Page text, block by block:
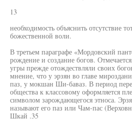
13
необходимость объяснить отсутствие
божественной воли.
В третьем параграфе «Мордовский
рождение и создание богов.
угры прежде отождествляли своих
мнение, что у эрзян во главе
паз, у мокшан Ши-баваз. В период
общества к классовому оформляется
символом зарождающегося этноса.
называют его паз или Чам-пас
Шкай .35